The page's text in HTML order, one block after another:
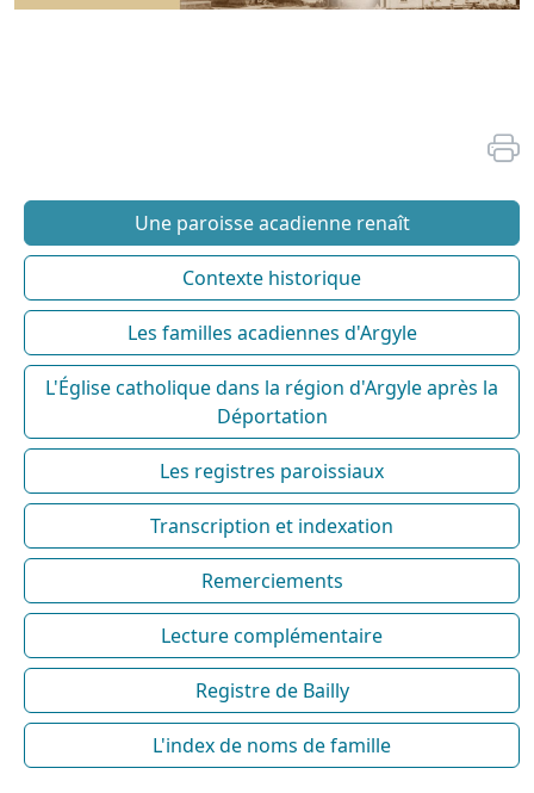
Une paroisse acadienne renaît
Contexte historique
Les familles acadiennes d'Argyle
L'Église catholique dans la région d'Argyle après la
Déportation
Les registres paroissiaux
Transcription et indexation
Remerciements
Lecture complémentaire
Registre de Bailly
L'index de noms de famille